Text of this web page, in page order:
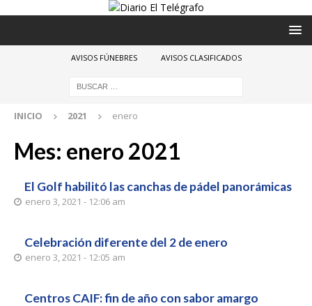
AVISOS FÚNEBRES AVISOS CLASIFICADOS
INICIO 2021 enero
Mes: enero 2021
El Golf habilitó las canchas de pádel panorámicas
enero 3, 2021 - 12:06 am
Celebración diferente del 2 de enero
enero 3, 2021 - 12:05 am
Centros CAIF: fin de año con sabor amargo